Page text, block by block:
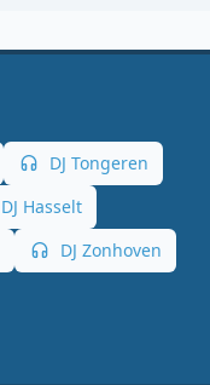
DJ Tongeren
DJ Hasselt
DJ Zonhoven